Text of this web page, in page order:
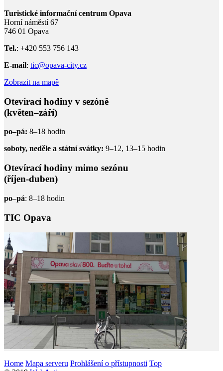
Turistické informační centrum Opava
Horní náměstí 67
746 01 Opava
Tel.: +420 553 756 143
E-mail: tic@opava-city.cz
Zobrazit na mapě
Otevírací hodiny v sezóně
(květen–září)
po–pá: 8–18 hodin
soboty, neděle a státní svátky: 9–12, 13–15 hodin
Otevírací hodiny mimo sezónu
(říjen-duben)
po–pá: 8–18 hodin
TIC Opava
Home Mapa serveru Prohlášení o přístupnosti Top